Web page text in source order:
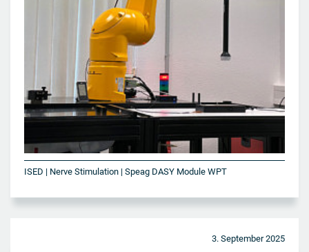
ISED | Nerve Stimulation | Speag DASY Module WPT
3. September 2025